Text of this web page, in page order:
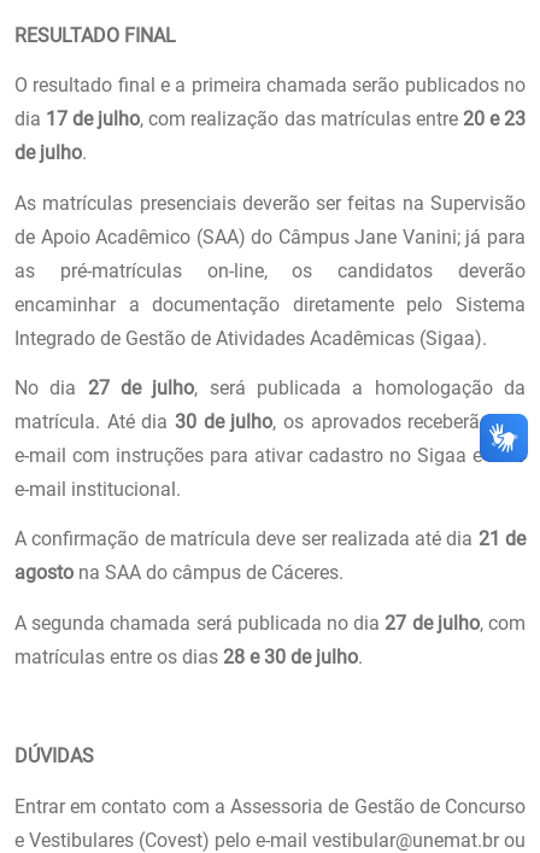
RESULTADO FINAL
O resultado final e a primeira chamada serão publicados no
dia 17 de julho, com realização das matrículas entre 20 e 23
de julho.
As matrículas presenciais deverão ser feitas na Supervisão
de Apoio Acadêmico (SAA) do Câmpus Jane Vanini; já para
as pré-matrículas on-line, os candidatos deverão
encaminhar a documentação diretamente pelo Sistema
Integrado de Gestão de Atividades Acadêmicas (Sigaa).
No dia 27 de julho, será publicada a homologação da
matrícula. Até dia 30 de julho, os aprovados receberão um
e-mail com instruções para ativar cadastro no Sigaa e criar
e-mail institucional.
A confirmação de matrícula deve ser realizada até dia 21 de
agosto na SAA do câmpus de Cáceres.
A segunda chamada será publicada no dia27 de julho, com
matrículas entre os dias 28 e 30 de julho.
DÚVIDAS
Entrar em contato com a Assessoria de Gestão de Concurso
e Vestibulares (Covest) pelo e-mail vestibular@unemat.br ou